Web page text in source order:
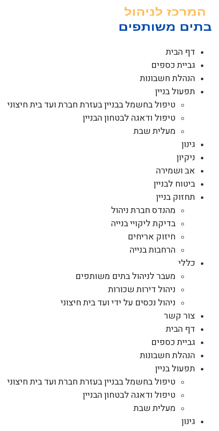
דף הבית
גביית כספים
הנהלת חשבונות
תפעול בניין
טיפול בחשמל בבניין בעזרת חברת ועד בית חיצוני
טיפול ודאגה לבטחון הבניין
מעלית שבת
גינון
ניקיון
אב ושמירה
ביטוח לבניין
תחזוק בניין
מהנדס חברת ניהול
בדיקת ליקויי בנייה
חיזוק אריחים
הרחבות בנייה
כללי
מעבר לניהול בתים משותפים
ניהול דירות שכורות
ניהול נכסים על ידי ועד בית חיצוני
צור קשר
דף הבית
גביית כספים
הנהלת חשבונות
תפעול בניין
טיפול בחשמל בבניין בעזרת חברת ועד בית חיצוני
טיפול ודאגה לבטחון הבניין
מעלית שבת
גינון